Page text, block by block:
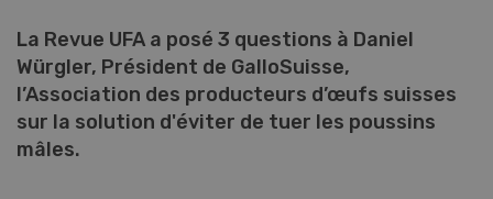
La Revue UFA a posé 3 questions à Daniel
Würgler, Président de GalloSuisse,
l’Association des producteurs d’œufs suisses
sur la solution d'éviter de tuer les poussins
mâles.